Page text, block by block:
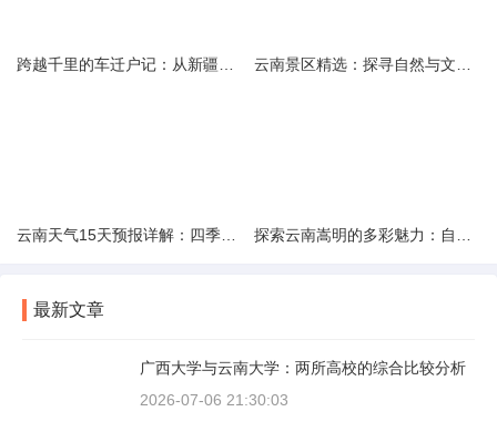
最新文章
广西大学与云南大学：两所高校的综合比较分析
2026-07-06 21:30:03